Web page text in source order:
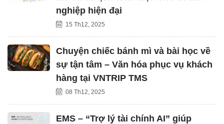
nghiệp hiện đại
15 Th12, 2025
Chuyện chiếc bánh mì và bài học về
sự tận tâm – Văn hóa phục vụ khách
hàng tại VNTRIP TMS
08 Th12, 2025
EMS – “Trợ lý tài chính AI” giúp